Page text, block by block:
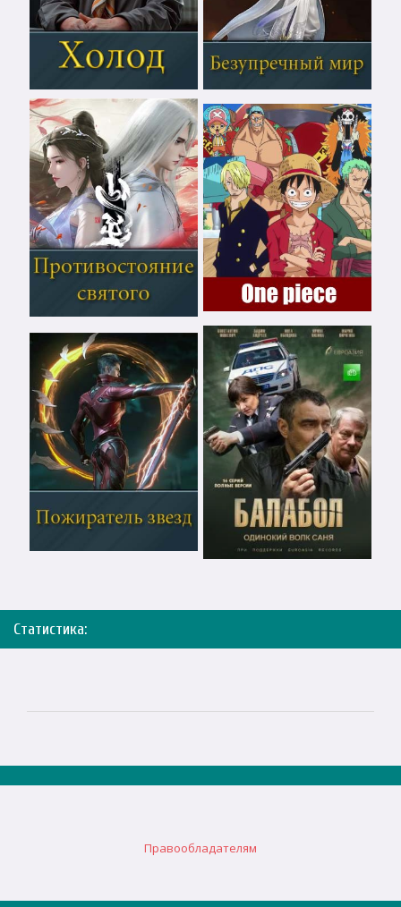
Статистика:
Правообладателям